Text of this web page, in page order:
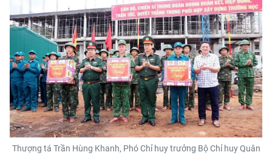
Thượng tá Trần Hùng Khanh, Phó Chỉ huy trưởng Bộ Chỉ huy Quân